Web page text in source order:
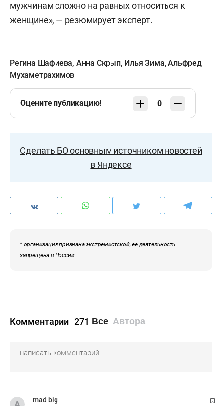
мужчинам сложно на равных относиться к
женщине», — резюмирует эксперт.
Регина Шафиева, Анна Скрып, Илья Зима,Альфред
Мухаметрахимов
Оцените публикацию! 0
Сделать БО основным источником новостей
в Яндексе
* организация признана экстремистской, ее деятельность
запрещена в России
Комментарии 271 Все Автора
mad big